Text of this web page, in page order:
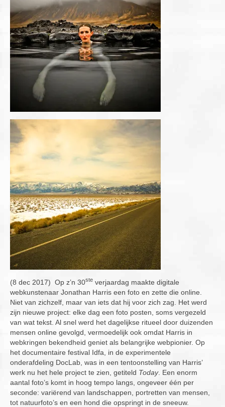
(8 dec 2017) Op z’n 30ste verjaardag maakte digitale
webkunstenaar Jonathan Harris een foto en zette die online.
Niet van zichzelf, maar van iets dat hij voor zich zag. Het werd
zijn nieuwe project: elke dag een foto posten, soms vergezeld
van wat tekst. Al snel werd het dagelijkse ritueel door duizenden
mensen online gevolgd, vermoedelijk ook omdat Harris in
webkringen bekendheid geniet als belangrijke webpionier. Op
het documentaire festival Idfa, in de experimentele
onderafdeling DocLab, was in een tentoonstelling van Harris’
werk nu het hele project te zien, getiteld Today. Een enorm
aantal foto’s komt in hoog tempo langs, ongeveer één per
seconde: variërend van landschappen, portretten van mensen,
tot natuurfoto’s en een hond die opspringt in de sneeuw.